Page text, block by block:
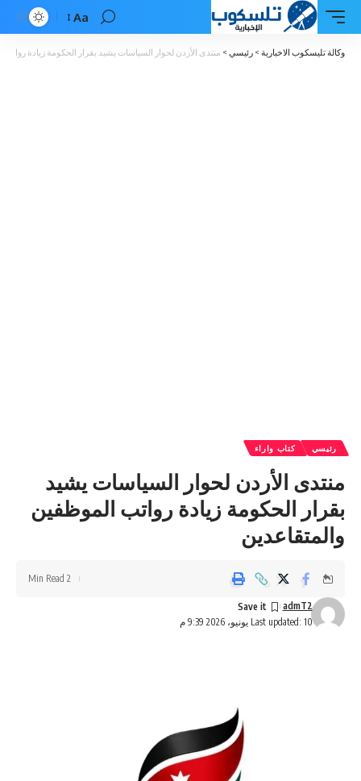
Font
Resizer
Aa
وكالة تليسكوب الاخبارية > رئيسي > منتدى الأردن لحوار السياسات يشيد بقرار الحكومة زيادة
رئيسي كتاب واراء
منتدى الأردن لحوار السياسات يشيد
بقرار الحكومة زيادة رواتب الموظفين
والمتقاعدين
Last updated: 10 يونيو، 2026 9:39 م
admT2
2 Min Read